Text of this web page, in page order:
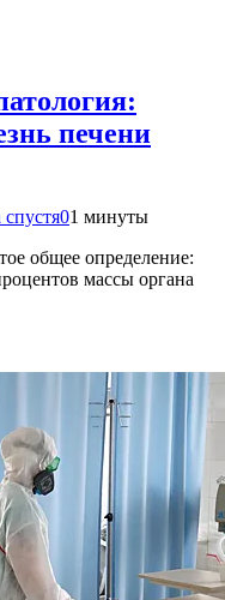
печени
спустя01 минуты
общее определение:
массы органа